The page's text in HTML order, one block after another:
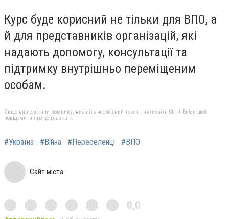
Курс буде корисний не тільки для ВПО, а
й для представників організацій, які
надають допомогу, консультації та
підтримку внутрішньо переміщеним
особам.
Якщо ви помітили помилку, виділіть необхідний текст і натисніть Ctrl + Enter, щоб
повідомити про це редакцію
#Україна #Війна #Переселенці #ВПО
Сайт міста
0,0